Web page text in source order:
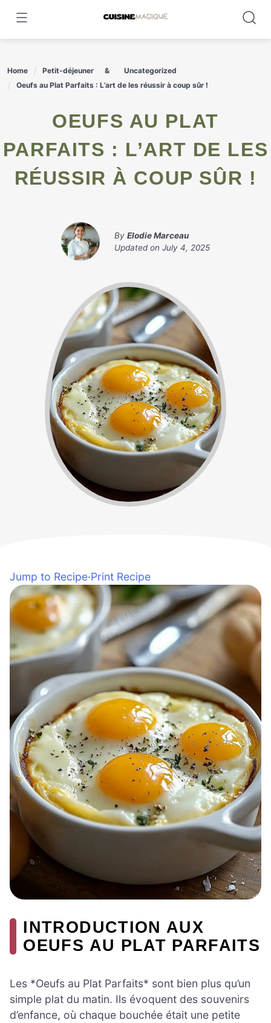
content
Home Petit-déjeuner
Uncategorized
Oeufs au Plat Parfaits : L’art de les réussir à coup sûr !
OEUFS AU PLAT
PARFAITS : L’ART DE LES
RÉUSSIR À COUP SÛR !
By Elodie Marceau
Updated on July 4, 2025
Jump to Recipe·Print Recipe
INTRODUCTION AUX
OEUFS AU PLAT PARFAITS
Les *Oeufs au Plat Parfaits* sont bien plus qu’un
simple plat du matin. Ils évoquent des souvenirs
d’enfance, où chaque bouchée était une petite